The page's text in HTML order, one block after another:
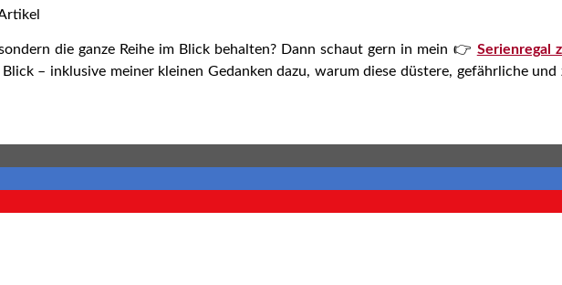
die ganze Reihe im Blick behalten? Dann schaut gern in mein 👉 Serienregal
– inklusive meiner kleinen Gedanken dazu, warum diese düstere, gefährliche